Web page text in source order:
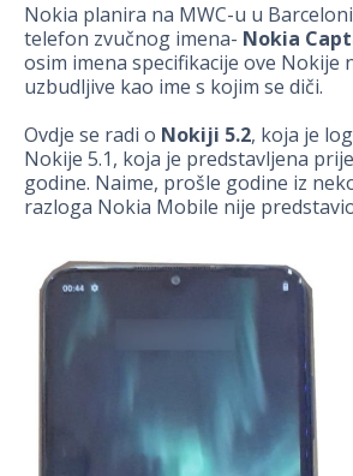
Nokia planira na MWC-u u
telefon zvučnog imena- Nokia
osim imena specifikacije ove Nokije
uzbudljive kao ime s kojim se diči.
Ovdje se radi o Nokiji 5.2, koja je
Nokije 5.1, koja je predstavljena
godine. Naime, prošle godine iz
razloga Nokia Mobile nije